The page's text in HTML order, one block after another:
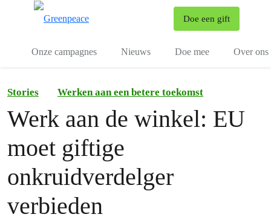
Doe een gift
Onze campagnes Nieuws Doe mee Over ons
Stories Werken aan een betere toekomst
Werk aan de winkel: EU
moet giftige
onkruidverdelger
verbieden